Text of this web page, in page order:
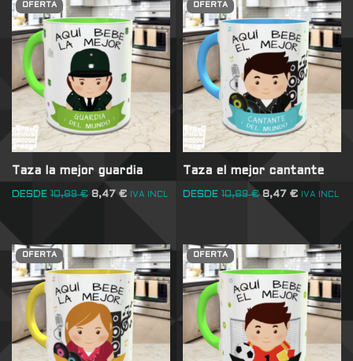
OFERTA
Taza la mejor guardia
DESDE 10,89€ 8,47 € IVA INCL
OFERTA
Taza el mejor cantante
DESDE 10,89€ 8,47€ IVA INCL
OFERTA OFERTA